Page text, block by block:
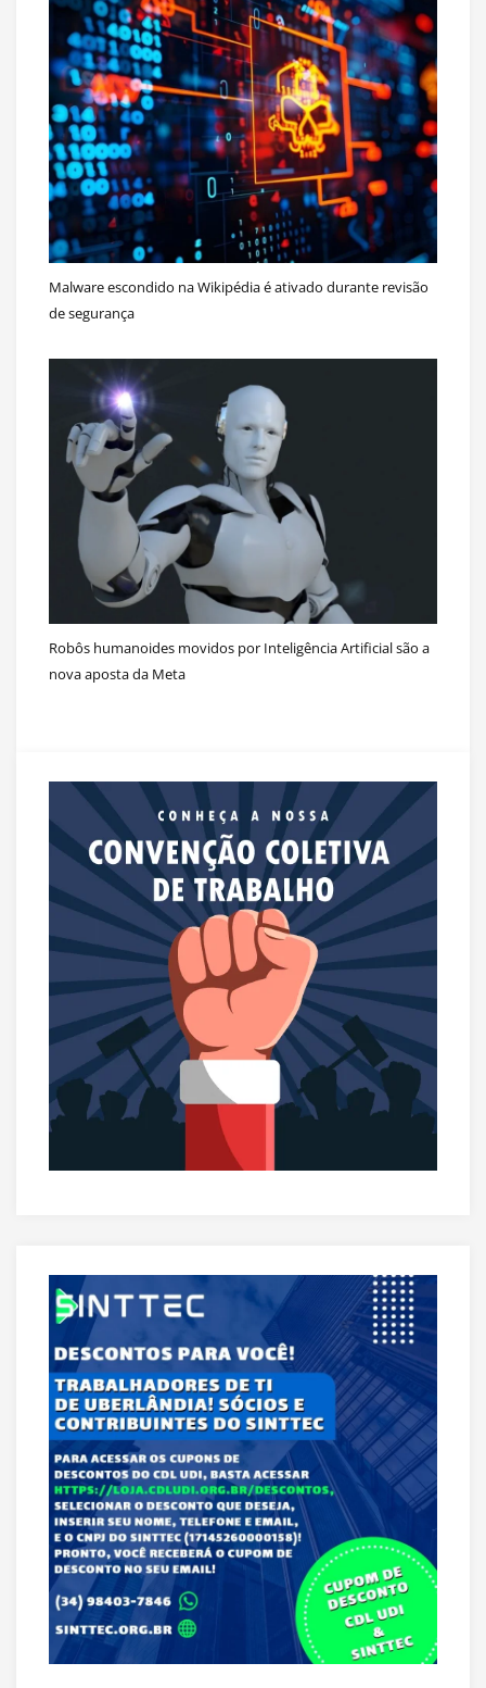
Malware escondido na Wikipédia é ativado durante revisão
de segurança
Robôs humanoides movidos por Inteligência Artificial são a
nova aposta da Meta